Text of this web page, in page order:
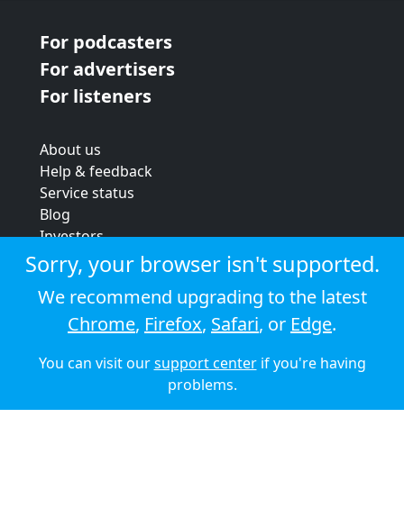
For podcasters
For advertisers
For listeners
About us
Help & feedback
Service status
Blog
Investors
Strategic review
Terms & conditions
Privacy policy
Cookie policy
© 2026 Audioboom
Sorry, your browser isn't supported.
We recommend upgrading to the latest
Chrome, Firefox, Safari, or Edge.
You can visit oursupport centerif you're having
problems.